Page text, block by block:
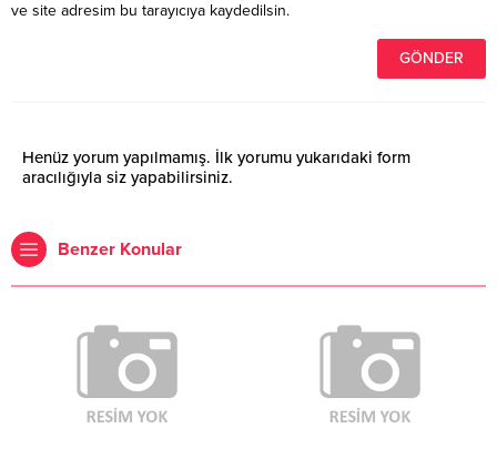
ve site adresim bu tarayıcıya kaydedilsin.
Henüz yorum yapılmamış. İlk yorumu yukarıdaki form
aracılığıyla siz yapabilirsiniz.
Benzer Konular